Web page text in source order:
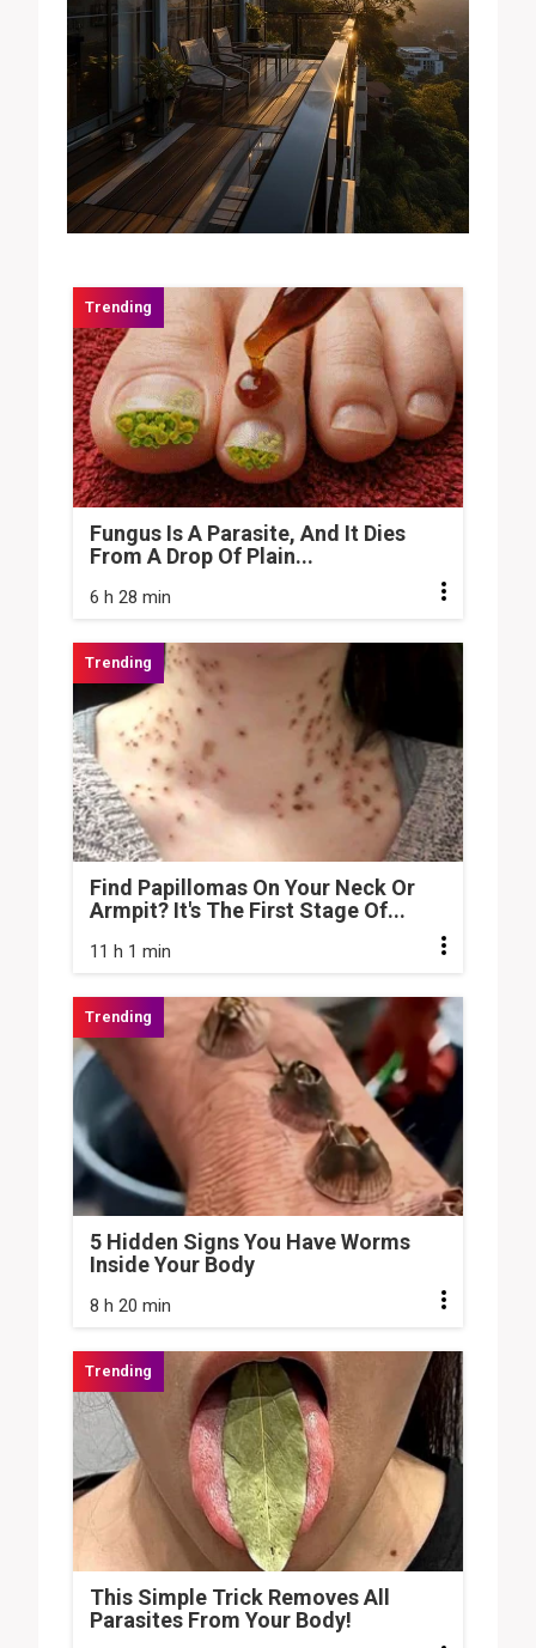
Fungus Is A Parasite, And It Dies
From A Drop Of Plain...
6 h 28 min
Find Papillomas On Your Neck Or
Armpit? It's The First Stage Of...
11 h 1 min
5 Hidden Signs You Have Worms
Inside Your Body
8 h 20 min
This Simple Trick Removes All
Parasites From Your Body!